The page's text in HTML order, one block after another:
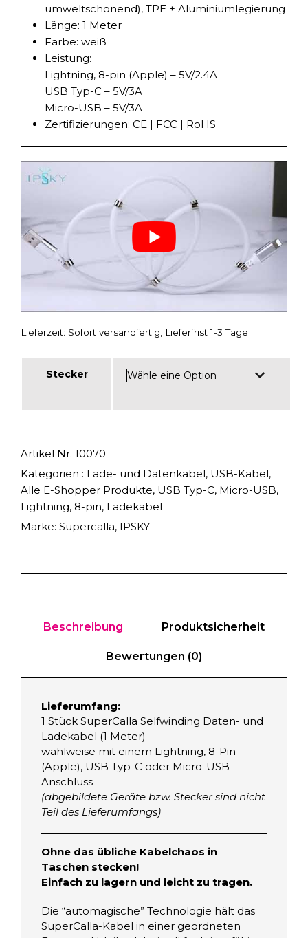
umweltschonend), TPE + Aluminiumlegierung
Länge: 1 Meter
Farbe: weiß
Leistung:
Lightning, 8-pin (Apple) – 5V/2.4A
USB Typ-C – 5V/3A
Micro-USB – 5V/3A
Zertifizierungen: CE | FCC | RoHS
Lieferzeit: Sofort versandfertig, Lieferfrist 1-3 Tage
Stecker
Artikel Nr. 10070
Kategorien : Lade- und Datenkabel, USB-Kabel,
Alle E-Shopper Produkte, USB Typ-C, Micro-USB,
Lightning, 8-pin, Ladekabel
Marke: Supercalla, IPSKY
Beschreibung Produktsicherheit
Bewertungen (0)
Lieferumfang:
1 Stück SuperCalla Selfwinding Daten- und
Ladekabel (1 Meter)
wahlweise mit einem Lightning, 8-Pin
(Apple), USB Typ-C oder Micro-USB
Anschluss
(abgebildete Geräte bzw. Stecker sind nicht
Teil des Lieferumfangs)
Ohne das übliche Kabelchaos in
Taschen stecken!
Einfach zu lagern und leicht zu tragen.
Die “automagische” Technologie hält das
SuperCalla-Kabel in einer geordneten